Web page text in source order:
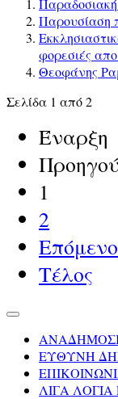
Παρουσίαση
φορεσιές
Θεοφάνης
Σελίδα 1 από 2
Έναρξη
1
2
Επόμενο
Τέλος
ΕΥΘΥΝΗ
ΛΙΓΑ